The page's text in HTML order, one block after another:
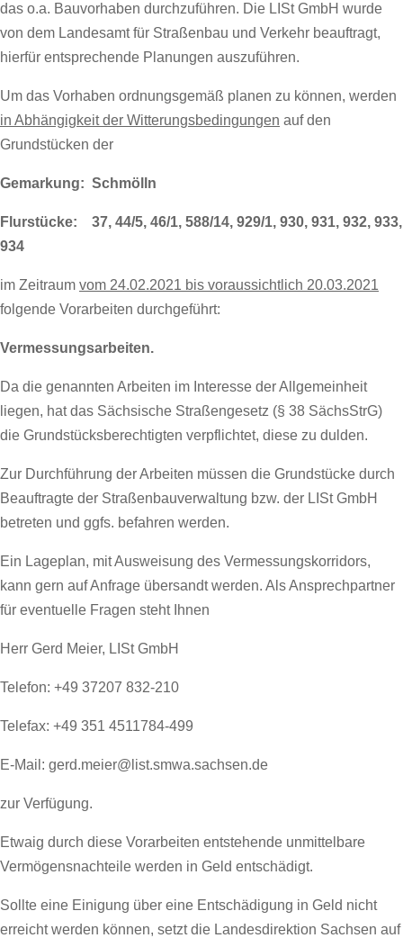
das o.a. Bauvorhaben durchzuführen. Die LISt GmbH wurde
von dem Landesamt für Straßenbau und Verkehr beauftragt,
hierfür entsprechende Planungen auszuführen.
Um das Vorhaben ordnungsgemäß planen zu können, werden
in Abhängigkeit der Witterungsbedingungen auf den
Grundstücken der
Gemarkung: Schmölln
Flurstücke: 37, 44/5, 46/1, 588/14, 929/1, 930, 931, 932, 933,
934
im Zeitraum vom 24.02.2021 bis voraussichtlich 20.03.2021
folgende Vorarbeiten durchgeführt:
Vermessungsarbeiten.
Da die genannten Arbeiten im Interesse der Allgemeinheit
liegen, hat das Sächsische Straßengesetz (§ 38 SächsStrG)
die Grundstücksberechtigten verpflichtet, diese zu dulden.
Zur Durchführung der Arbeiten müssen die Grundstücke durch
Beauftragte der Straßenbauverwaltung bzw. der LISt GmbH
betreten und ggfs. befahren werden.
Ein Lageplan, mit Ausweisung des Vermessungskorridors,
kann gern auf Anfrage übersandt werden. Als Ansprechpartner
für eventuelle Fragen steht Ihnen
Herr Gerd Meier, LISt GmbH
Telefon: +49 37207 832-210
Telefax: +49 351 4511784-499
E-Mail: gerd.meier@list.smwa.sachsen.de
zur Verfügung.
Etwaig durch diese Vorarbeiten entstehende unmittelbare
Vermögensnachteile werden in Geld entschädigt.
Sollte eine Einigung über eine Entschädigung in Geld nicht
erreicht werden können, setzt die Landesdirektion Sachsen auf